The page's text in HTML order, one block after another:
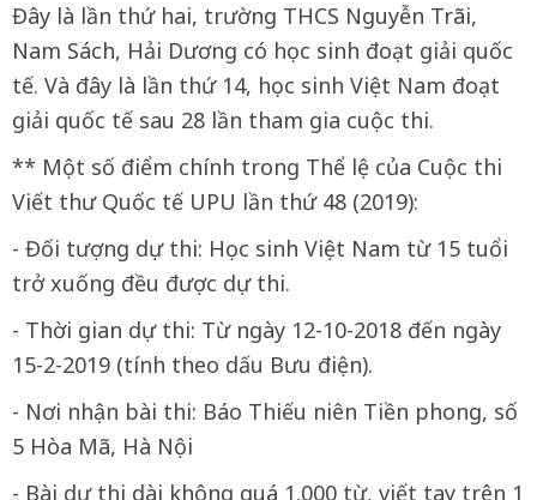
Đây là lần thứ hai, trường THCS Nguyễn Trãi,
Nam Sách, Hải Dương có học sinh đoạt giải quốc
tế. Và đây là lần thứ 14, học sinh Việt Nam đoạt
giải quốc tế sau 28 lần tham gia cuộc thi.
** Một số điểm chính trong Thể lệ của Cuộc thi
Viết thư Quốc tế UPU lần thứ 48 (2019):
- Đối tượng dự thi: Học sinh Việt Nam từ 15 tuổi
trở xuống đều được dự thi.
- Thời gian dự thi: Từ ngày 12-10-2018 đến ngày
15-2-2019 (tính theo dấu Bưu điện).
- Nơi nhận bài thi: Báo Thiếu niên Tiền phong, số
5 Hòa Mã, Hà Nội
- Bài dự thi dài không quá 1.000 từ, viết tay trên 1